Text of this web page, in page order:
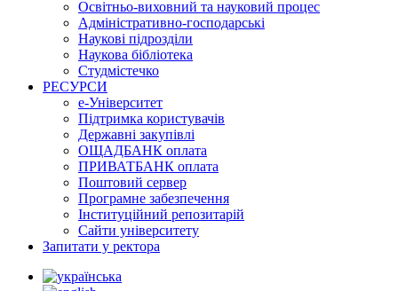
Освітньо-виховний та науковий процес
Адміністративно-господарські
Наукові підрозділи
Наукова бібліотека
Студмістечко
РЕСУРСИ
е-Університет
Підтримка користувачів
Державні закупівлі
ОЩАДБАНК оплата
ПРИВАТБАНК оплата
Поштовий сервер
Програмне забезпечення
Інституційний репозитарій
Сайти університету
Запитати у ректора